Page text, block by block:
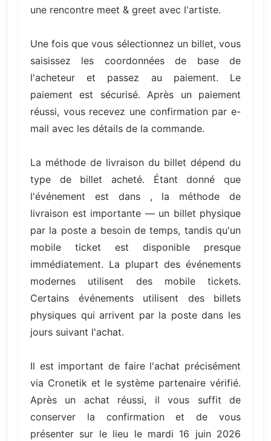
une rencontre meet & greet avec l'artiste.
Une fois que vous sélectionnez un billet, vous
saisissez les coordonnées de base de
l'acheteur et passez au paiement. Le
paiement est sécurisé. Après un paiement
réussi, vous recevez une confirmation par e-
mail avec les détails de la commande.
La méthode de livraison du billet dépend du
type de billet acheté. Étant donné que
l'événement est dans , la méthode de
livraison est importante — un billet physique
par la poste a besoin de temps, tandis qu'un
mobile ticket est disponible presque
immédiatement. La plupart des événements
modernes utilisent des mobile tickets.
Certains événements utilisent des billets
physiques qui arrivent par la poste dans les
jours suivant l'achat.
Il est important de faire l'achat précisément
via Cronetik et le système partenaire vérifié.
Après un achat réussi, il vous suffit de
conserver la confirmation et de vous
présenter sur le lieu le mardi 16 juin 2026